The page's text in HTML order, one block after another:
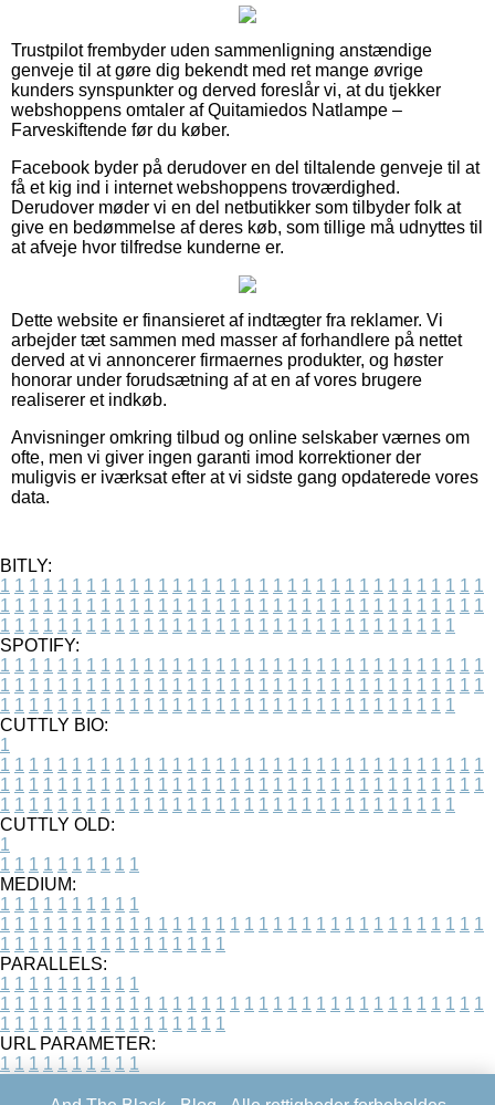
Trustpilot frembyder uden sammenligning anstændige
genveje til at gøre dig bekendt med ret mange øvrige
kunders synspunkter og derved foreslår vi, at du tjekker
webshoppens omtaler af Quitamiedos Natlampe –
Farveskiftende før du køber.
Facebook byder på derudover en del tiltalende genveje til at
få et kig ind i internet webshoppens troværdighed.
Derudover møder vi en del netbutikker som tilbyder folk at
give en bedømmelse af deres køb, som tillige må udnyttes til
at afveje hvor tilfredse kunderne er.
Dette website er finansieret af indtægter fra reklamer. Vi
arbejder tæt sammen med masser af forhandlere på nettet
derved at vi annoncerer firmaernes produkter, og høster
honorar under forudsætning af at en af vores brugere
realiserer et indkøb.
Anvisninger omkring tilbud og online selskaber værnes om
ofte, men vi giver ingen garanti imod korrektioner der
muligvis er iværksat efter at vi sidste gang opdaterede vores
data.
BITLY:
1 1 1 1 1 1 1 1 1 1 1 1 1 1 1 1 1 1 1 1 1 1 1 1 1 1 1 1 1 1 1 1 1 1
1 1 1 1 1 1 1 1 1 1 1 1 1 1 1 1 1 1 1 1 1 1 1 1 1 1 1 1 1 1 1 1 1 1
1 1 1 1 1 1 1 1 1 1 1 1 1 1 1 1 1 1 1 1 1 1 1 1 1 1 1 1 1 1 1 1
SPOTIFY:
1 1 1 1 1 1 1 1 1 1 1 1 1 1 1 1 1 1 1 1 1 1 1 1 1 1 1 1 1 1 1 1 1 1
1 1 1 1 1 1 1 1 1 1 1 1 1 1 1 1 1 1 1 1 1 1 1 1 1 1 1 1 1 1 1 1 1 1
1 1 1 1 1 1 1 1 1 1 1 1 1 1 1 1 1 1 1 1 1 1 1 1 1 1 1 1 1 1 1 1
CUTTLY BIO:
1
1 1 1 1 1 1 1 1 1 1 1 1 1 1 1 1 1 1 1 1 1 1 1 1 1 1 1 1 1 1 1 1 1 1
1 1 1 1 1 1 1 1 1 1 1 1 1 1 1 1 1 1 1 1 1 1 1 1 1 1 1 1 1 1 1 1 1 1
1 1 1 1 1 1 1 1 1 1 1 1 1 1 1 1 1 1 1 1 1 1 1 1 1 1 1 1 1 1 1 1
CUTTLY OLD:
1
1 1 1 1 1 1 1 1 1 1
MEDIUM:
1 1 1 1 1 1 1 1 1 1
1 1 1 1 1 1 1 1 1 1 1 1 1 1 1 1 1 1 1 1 1 1 1 1 1 1 1 1 1 1 1 1 1 1
1 1 1 1 1 1 1 1 1 1 1 1 1 1 1 1
PARALLELS:
1 1 1 1 1 1 1 1 1 1
1 1 1 1 1 1 1 1 1 1 1 1 1 1 1 1 1 1 1 1 1 1 1 1 1 1 1 1 1 1 1 1 1 1
1 1 1 1 1 1 1 1 1 1 1 1 1 1 1 1
URL PARAMETER:
1 1 1 1 1 1 1 1 1 1